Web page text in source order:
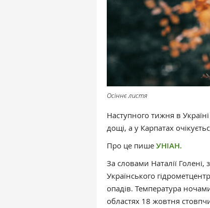
Осіннє листя
Наступного тижня в
дощі, а у Карпатах
Про це пише УНІАН.
За словами Наталії Голені,
Українського
опадів. Температура
областях 18 жовтня